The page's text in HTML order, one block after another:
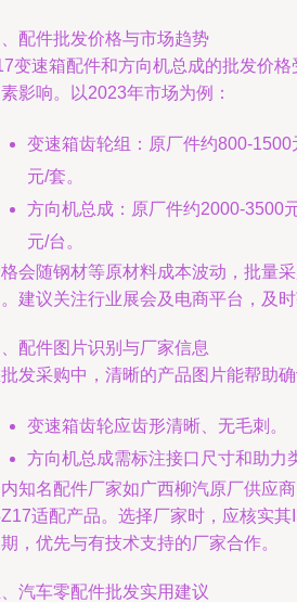
配件批发价格与市场趋势
变速箱配件和方向机总成的批发价
影响。以2023年市场为例：
变速箱齿轮组：原厂件约800-
元/套。
方向机总成：原厂件约2000-3500
元/台。
会随钢材等原材料成本波动，批量
建议关注行业展会及电商平台，及时
配件图片识别与厂家信息
发采购中，清晰的产品图片能帮助
变速箱齿轮应齿形清晰、无毛刺。
方向机总成需标注接口尺寸和助力
知名配件厂家如广西柳汽原厂供应
适配产品。选择厂家时，应核实
，优先与有技术支持的厂家合作。
汽车零配件批发实用建议